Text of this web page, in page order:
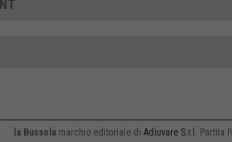
la Bussolamarchio editoriale di Adiuvare S.r.l. Partita